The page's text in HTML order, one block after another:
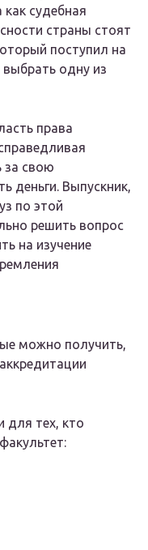
судебная
страны стоят
поступил на
одну из
права
за свою
деньги. Выпускник,
по этой
решить вопрос
на изучение
можно получить,
для тех, кто